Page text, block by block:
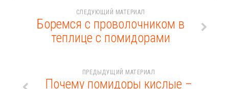
СЛЕДУЮЩИЙ МАТЕРИАЛ
Боремся с проволочником в
теплице с помидорами
ПРЕДЫДУЩИЙ МАТЕРИАЛ
Почему помидоры кислые –